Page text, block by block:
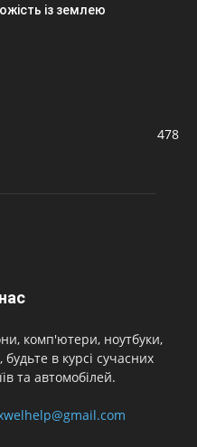
із землею
478
комп'ютери, ноутбуки,
в курсі сучасних
та автомобілей.